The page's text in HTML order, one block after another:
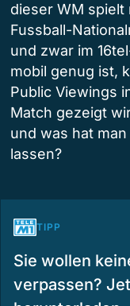
dieser WM spielt
Fussball-
und zwar im
mobil genug ist,
Public Viewings
Match gezeigt
und was hat
lassen?
TIPP
Sie wollen
verpassen?